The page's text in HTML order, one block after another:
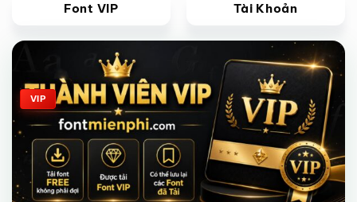
Font VIP Tài Khoản
Giảm giá!
VIP